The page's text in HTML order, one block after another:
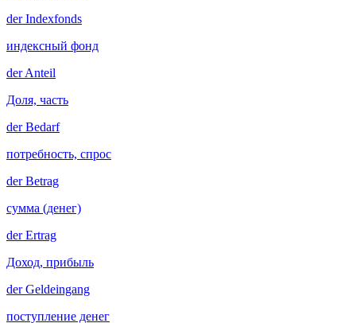
derIndexfonds
индексный фонд
derAnteil
Доля, часть
derBedarf
потребность, спрос
derBetrag
сумма (денег)
derErtrag
Доход, прибыль
derGeldeingang
поступление денег